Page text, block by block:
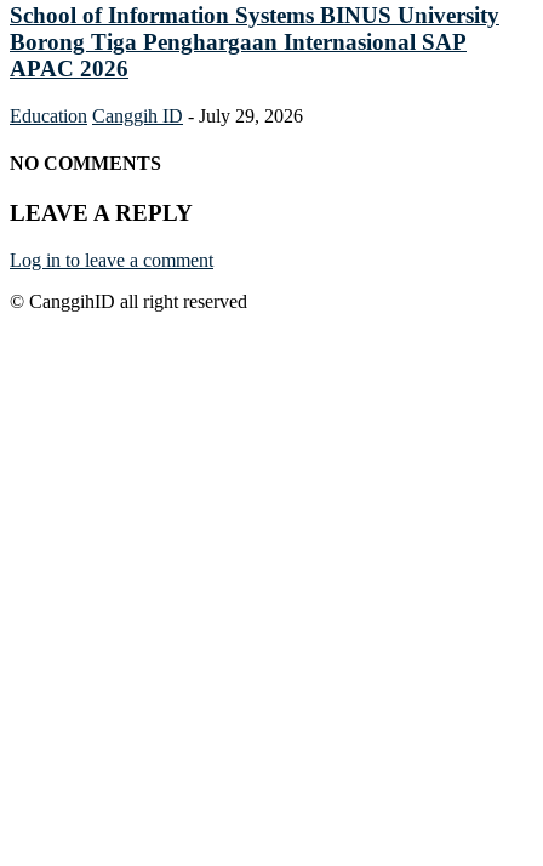
School of Information Systems BINUS University
Borong Tiga Penghargaan Internasional SAP
APAC 2026
Education Canggih ID - July 29, 2026
NO COMMENTS
LEAVE A REPLY
Log in to leave a comment
© CanggihID all right reserved